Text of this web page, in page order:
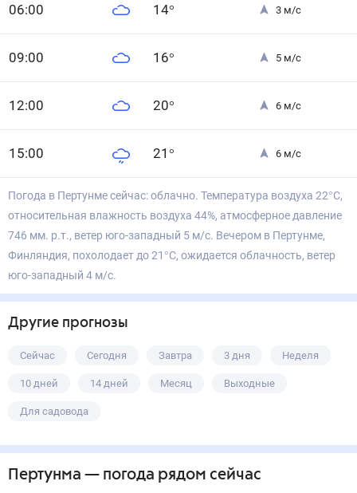
06:00 14° 3 м/с
09:00 16° 5 м/с
12:00 20° 6 м/с
15:00 21 ° 6 м/с
Погода в Пертунме сейчас: облачно. Температура воздуха 22°С,
относительная влажность воздуха 44%, атмосферное давление
746 мм. р.т., ветер юго-западный 5 м/с. Вечером в Пертунме,
Финляндия, похолодает до 21°С, ожидается облачность, ветер
юго-западный 4 м/с.
Другие прогнозы
Сейчас Сегодня Завтра 3 дня Неделя
10 дней 14 дней Месяц Выходные
Для садовода
Пертунма — погода рядом сейчас